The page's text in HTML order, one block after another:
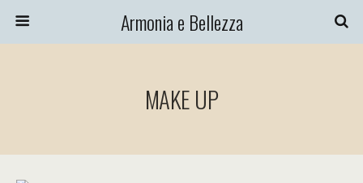
Armonia e Bellezza
MAKE UP